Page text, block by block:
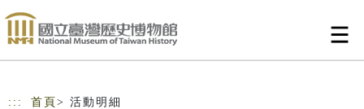
跳到主要內容
網站導覽
::: 首頁 > 活動明細